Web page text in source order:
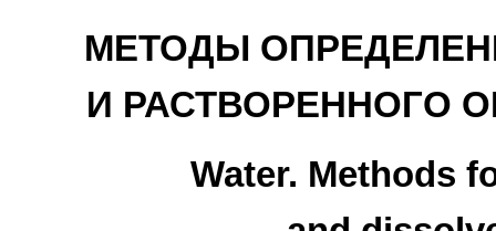
МЕТОДЫ
И РАСТВОРЕННОГО
Water. Methods